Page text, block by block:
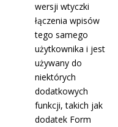
wersji wtyczki
łączenia wpisów
tego samego
użytkownika i jest
używany do
niektórych
dodatkowych
funkcji, takich jak
dodatek Form